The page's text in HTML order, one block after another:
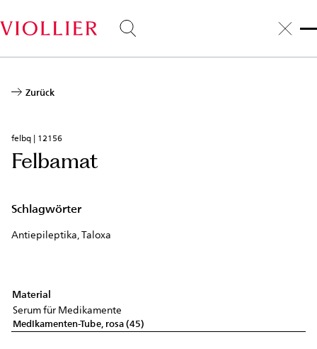
zum
Inhalt
Zurück
felbq | 12156
Felbamat
Schlagwörter
Antiepileptika, Taloxa
Material
Serum für Medikamente
Medikamenten-Tube, rosa (45)